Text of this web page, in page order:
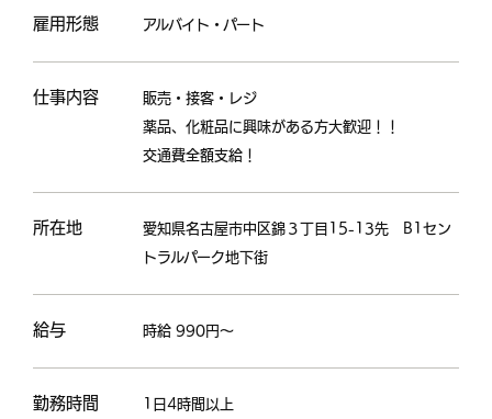
雇用形態 アルバイト・パート
仕事内容
販売・接客・レジ
薬品、化粧品に興味がある方大歓迎！！
交通費全額支給！
所在地
愛知県名古屋市中区錦３丁目15-13先 B1セン
トラルパーク地下街
給与 時給 990円～
勤務時間 1日4時間以上